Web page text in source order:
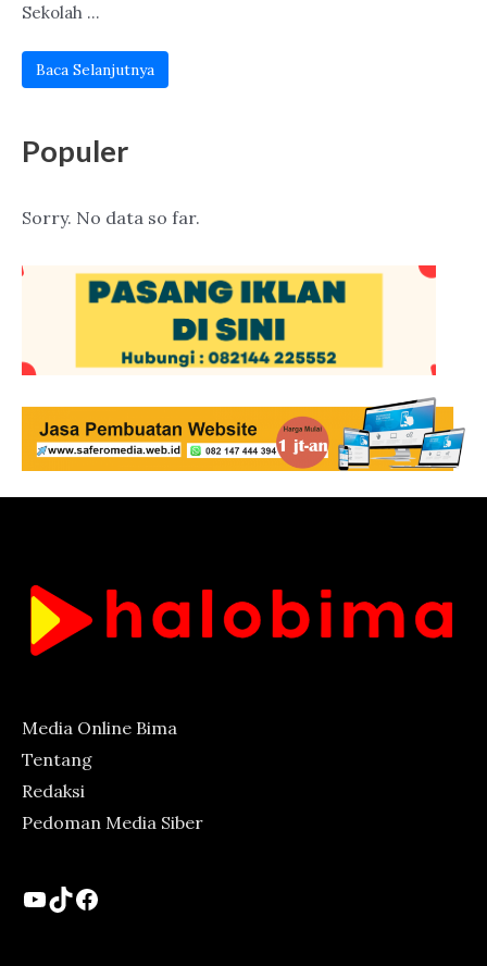
Sekolah ...
Baca Selanjutnya
Populer
Sorry. No data so far.
Media Online Bima
Tentang
Redaksi
Pedoman Media Siber
YouTube
TikTok
Facebook